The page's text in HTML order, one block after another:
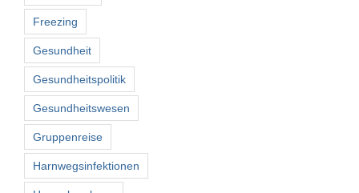
Freezing
Gesundheit
Gesundheitspolitik
Gesundheitswesen
Gruppenreise
Harnwegsinfektionen